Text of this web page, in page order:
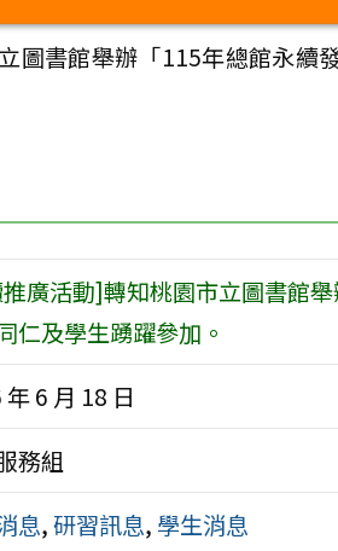
圖書館舉辦「115年總館永續
廣活動]轉知桃園市立圖書館
仁及學生踴躍參加。
6 月 18 日
務組
息,研習訊息, 學生消息